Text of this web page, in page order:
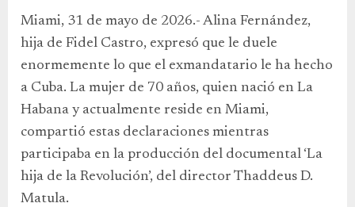
Miami, 31 de mayo de 2026.- Alina Fernández,
hija de Fidel Castro, expresó que le duele
enormemente lo que el exmandatario le ha hecho
a Cuba. La mujer de 70 años, quien nació en La
Habana y actualmente reside en Miami,
compartió estas declaraciones mientras
participaba en la producción del documental ‘La
hija de la Revolución’, del director Thaddeus D.
Matula.